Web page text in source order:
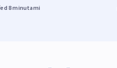
8minutami